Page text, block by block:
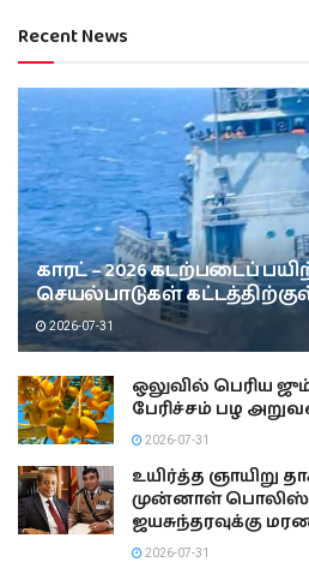
Recent News
காரட் – 2026 கடற்படைப்
செயல்பாடுகள்
2026-07-31
ஒலுவில் பெரிய
பேரிச்சம் பழ
2026-07-31
உயிர்த்த ஞாயிறு
முன்னாள் பொலிஸ்
ஜயசுந்தரவுக்கு
2026-07-31